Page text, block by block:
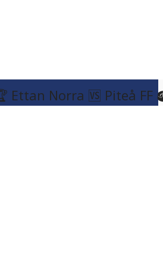
Ettan Norra 🆚 Piteå FF